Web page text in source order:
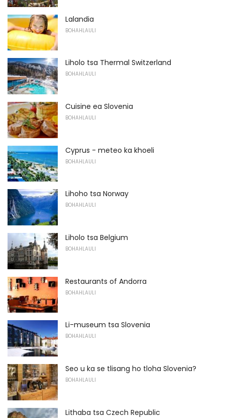
Lalandia
BOHAHLAULI
Liholo tsa Thermal Switzerland
BOHAHLAULI
Cuisine ea Slovenia
BOHAHLAULI
Cyprus - meteo ka khoeli
BOHAHLAULI
Lihoho tsa Norway
BOHAHLAULI
Liholo tsa Belgium
BOHAHLAULI
Restaurants of Andorra
BOHAHLAULI
Li-museum tsa Slovenia
BOHAHLAULI
Seo u ka se tlisang ho tloha Slovenia?
BOHAHLAULI
Lithaba tsa Czech Republic